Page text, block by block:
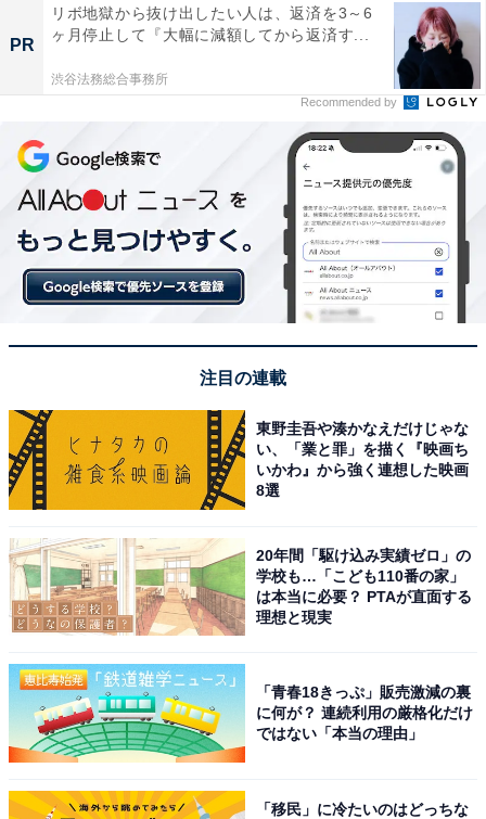
全ての浴槽で軟水が使われており、お湯が柔らかく
て肌がしっとりする
アクセス
所在地：大阪府大阪市西成区萩之茶屋1-6-3
アクセス：JR新今宮駅東口から徒歩3分、南海新今宮駅
西出口から徒歩4分、Osaka Metro御堂筋線・堺筋線 動物
園前駅から徒歩3分
料金
PR
リボ地獄から抜け出したい人は、返済を3～6
ヶ月停止して『大幅に減額してから返済す...
渋谷法務総合事務所
Recommended by
注目の連載
東野圭吾や湊かなえだけじゃな
い、「業と罪」を描く『映画ち
いかわ』から強く連想した映画
8選
20年間「駆け込み実績ゼロ」の
学校も…「こども110番の家」
は本当に必要？ PTAが直面する
理想と現実
「青春18きっぷ」販売激減の裏
に何が？ 連続利用の厳格化だけ
ではない「本当の理由」
「移民」に冷たいのはどっちな